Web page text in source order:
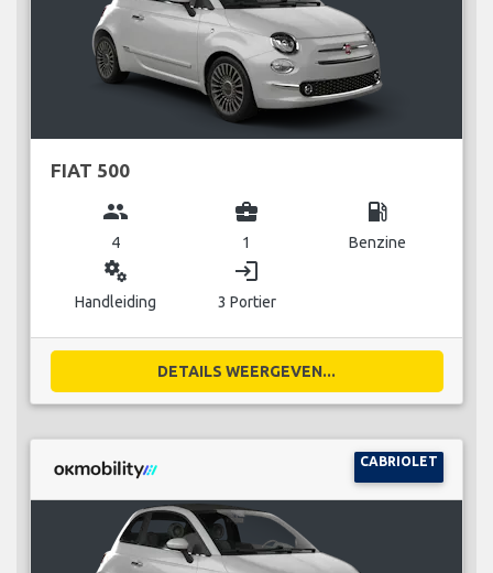
FIAT 500
group
4
business_center
1
local_gas_station
Benzine
miscellaneous_services
Handleiding
login
3 Portier
DETAILS WEERGEVEN...
CABRIOLET